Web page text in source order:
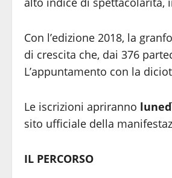
Con l’edizione 2018, la
di crescita che, dai 376
L’appuntamento con la
Le iscrizioni apriranno
sito ufficiale della
IL PERCORSO